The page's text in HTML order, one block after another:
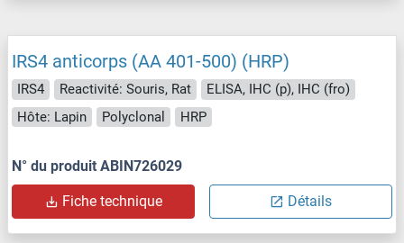
IRS4 anticorps (AA 401-500) (HRP)
IRS4 Reactivité: Souris, Rat
ELISA, IHC (p), IHC (fro)
Hôte: Lapin
Polyclonal HRP
N° du produit ABIN726029
Fiche technique Détails